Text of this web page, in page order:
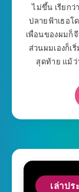
ไม่ขึ้น เรียกว่
ปลายฟ้าเธอโ
เพื่อนของผมก็
ส่วนผมเองก็
สุดท้าย แม้
เล่าปร